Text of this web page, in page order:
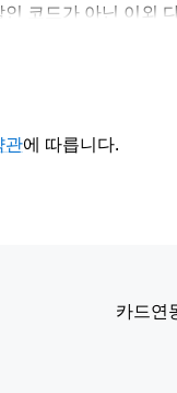
코드가 아닌 이외
관에 따릅니다.
카드연